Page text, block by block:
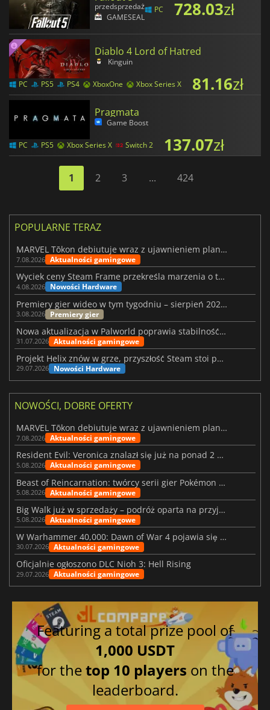
przedsprzedaż
GAMESEAL
PC 728.03zł
Diablo 4 Lord of Hatred
Kinguin
PC PS5 PS4 XboxOne Xbox Series X 81.16zł
Pragmata
Game Boost
PC PS5 Xbox Series X Switch 2 137.07zł
1 2 3 ... 424
POPULARNE TERAZ
MARVEL Tōkon debiutuje wraz z ujawnieniem planu rozwoju na pierwszy rok
7.08.2026 Aktualności gamingowe
Wyciek ceny Steam Frame przekreśla marzenia o tanim zestawie VR
4.08.2026 Nowości Hardware
Premiery gier wideo w tym tygodniu – sierpień 2026 r. (32. tydzień)
3.08.2026 Premiery gier
Nowa aktualizacja w Palworld poprawia stabilność Sunreach i walk z bossami
31.07.2026 Aktualności gamingowe
Projekt Helix znów w grze, przyszłość Steam stoi pod znakiem zapytania
29.07.2026 Nowości Hardware
NOWOŚCI, DOBRE OFERTY
MARVEL Tōkon debiutuje wraz z ujawnieniem planu rozwoju na pierwszy rok
7.08.2026 Aktualności gamingowe
Resident Evil: Veronica znalazł się już na ponad 2 milionach list życzeń
5.08.2026 Aktualności gamingowe
Beast of Reincarnation: twórcy serii gier Pokémon wkraczają na nową ścieżkę
5.08.2026 Aktualności gamingowe
Big Walk już w sprzedaży – podróż oparta na przyjaźni
5.08.2026 Aktualności gamingowe
W Warhammer 40,000: Dawn of War 4 pojawia się frakcja Nekronów
30.07.2026 Aktualności gamingowe
Oficjalnie ogłoszono DLC Nioh 3: Hell Rising
29.07.2026 Aktualności gamingowe
Featuring a total prize pool of
1,000 USDT
for thetop 10 players on the
leaderboard.